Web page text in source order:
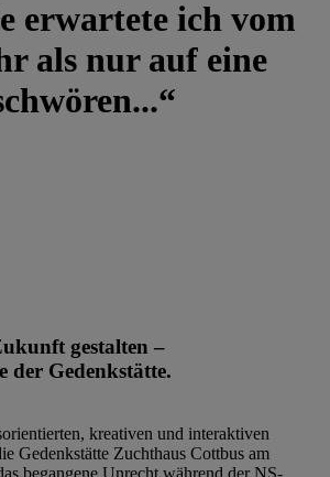
erwartete ich vom
als nur auf eine
gestalten –
der Gedenkstätte.
kreativen und interaktiven
Gedenkstätte Zuchthaus Cottbus am
begangene Unrecht während der NS-